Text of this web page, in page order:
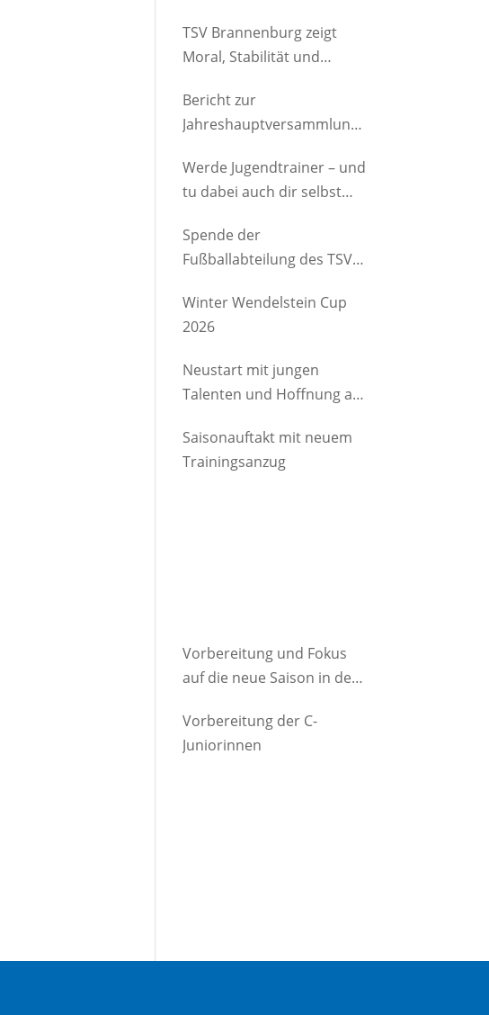
TSV Brannenburg zeigt
Moral, Stabilität und
Bericht zur
Jahreshauptversammlung
12.03.2026
Werde Jugendtrainer – und
tu dabei auch dir selbst
Spende der
Fußballabteilung des TSV
Kindergartenverein
Degerndorf/Brannenburg
Winter Wendelstein Cup
2026
Neustart mit jungen
Talenten und Hoffnung auf
Saisonauftakt mit neuem
Trainingsanzug
Vorbereitung und Fokus
auf die neue Saison in der
Vorbereitung der C-
Juniorinnen